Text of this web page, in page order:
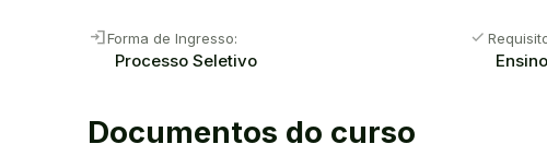
loginForma de Ingresso:
Processo Seletivo
check
Documentos do curso